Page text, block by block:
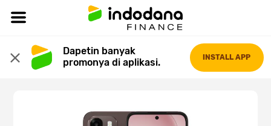
Dapetin banyak
promonya di aplikasi.
INSTALL APP